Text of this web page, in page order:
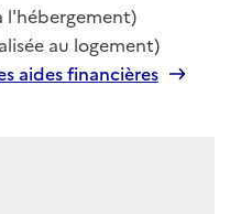
l'hébergement)
au logement)
aides financières